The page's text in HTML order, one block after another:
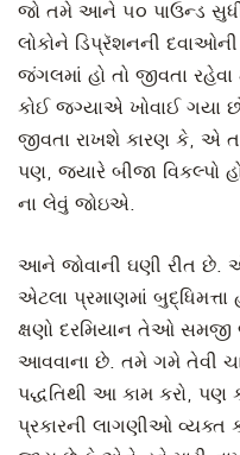
જો તમે આને ૫૦ પાઉન્ડ
લોકોને ડિપ્રૅશનની
જંગલમાં હો તો જીવતા રહેવા
કોઈ જગ્યાએ ખોવાઈ ગયા
જીવતા રાખશે કારણ કે, એ
પણ, જ્યારે બીજા વિકલ્પો
ના લેવું જોઇએ.
આને જોવાની ઘણી રીત છે.
એટલા પ્રમાણમાં
ક્ષણો દરમિયાન તેઓ સમજી
આવવાના છે. તમે ગમે તેવી
પદ્ધતિથી આ કામ કરો,
પ્રકારની લાગણીઓ વ્યક્ત